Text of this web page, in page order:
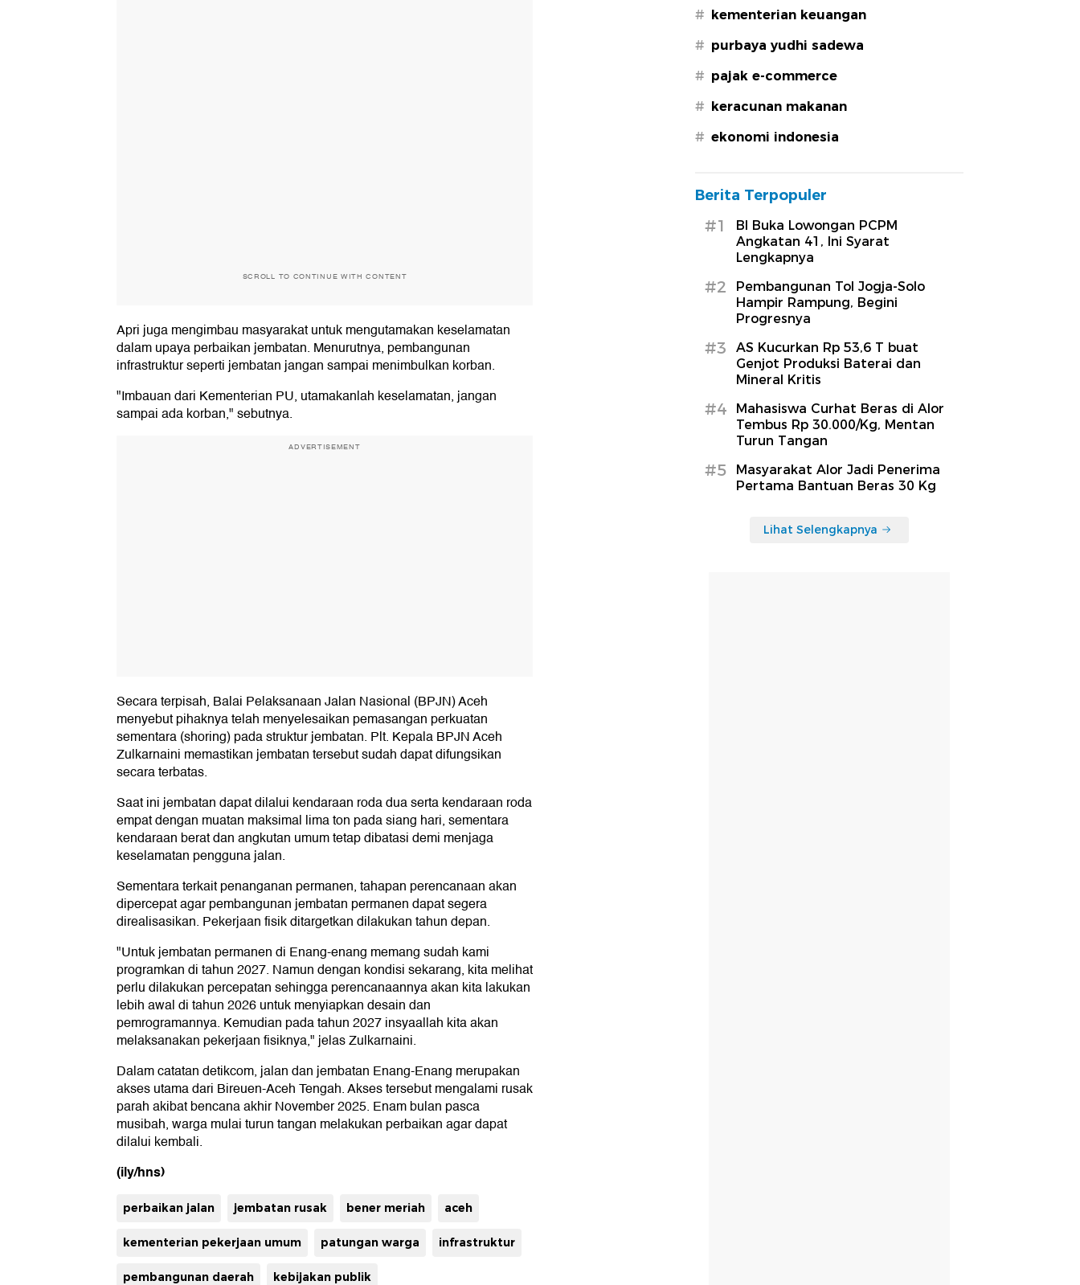
SCROLL TO CONTINUE WITH CONTENT
Apri juga mengimbau masyarakat untuk mengutamakan keselamatan
dalam upaya perbaikan jembatan. Menurutnya, pembangunan
infrastruktur seperti jembatan jangan sampai menimbulkan korban.
"Imbauan dari Kementerian PU, utamakanlah keselamatan, jangan
sampai ada korban," sebutnya.
ADVERTISEMENT
Secara terpisah, Balai Pelaksanaan Jalan Nasional (BPJN) Aceh
menyebut pihaknya telah menyelesaikan pemasangan perkuatan
sementara (shoring) pada struktur jembatan. Plt. Kepala BPJN Aceh
Zulkarnaini memastikan jembatan tersebut sudah dapat difungsikan
secara terbatas.
Saat ini jembatan dapat dilalui kendaraan roda dua serta kendaraan roda
empat dengan muatan maksimal lima ton pada siang hari, sementara
kendaraan berat dan angkutan umum tetap dibatasi demi menjaga
keselamatan pengguna jalan.
Sementara terkait penanganan permanen, tahapan perencanaan akan
dipercepat agar pembangunan jembatan permanen dapat segera
direalisasikan. Pekerjaan fisik ditargetkan dilakukan tahun depan.
"Untuk jembatan permanen di Enang-enang memang sudah kami
programkan di tahun 2027. Namun dengan kondisi sekarang, kita melihat
perlu dilakukan percepatan sehingga perencanaannya akan kita lakukan
lebih awal di tahun 2026 untuk menyiapkan desain dan
pemrogramannya. Kemudian pada tahun 2027 insyaallah kita akan
melaksanakan pekerjaan fisiknya," jelas Zulkarnaini.
Dalam catatan detikcom, jalan dan jembatan Enang-Enang merupakan
akses utama dari Bireuen-Aceh Tengah. Akses tersebut mengalami rusak
parah akibat bencana akhir November 2025. Enam bulan pasca
musibah, warga mulai turun tangan melakukan perbaikan agar dapat
dilalui kembali.
(ily/hns)
perbaikan jalan jembatan rusak bener meriah aceh
kementerian pekerjaan umum patungan warga infrastruktur
pembangunan daerah kebijakan publik
# kementerian keuangan
# purbaya yudhi sadewa
# pajak e-commerce
# keracunan makanan
# ekonomi indonesia
Berita Terpopuler
#1
BI Buka Lowongan PCPM
Angkatan 41, Ini Syarat
Lengkapnya
#2
Pembangunan Tol Jogja-Solo
Hampir Rampung, Begini
Progresnya
#3
AS Kucurkan Rp 53,6 T buat
Genjot Produksi Baterai dan
Mineral Kritis
#4
Mahasiswa Curhat Beras di Alor
Tembus Rp 30.000/Kg, Mentan
Turun Tangan
#5
Masyarakat Alor Jadi Penerima
Pertama Bantuan Beras 30 Kg
Lihat Selengkapnya